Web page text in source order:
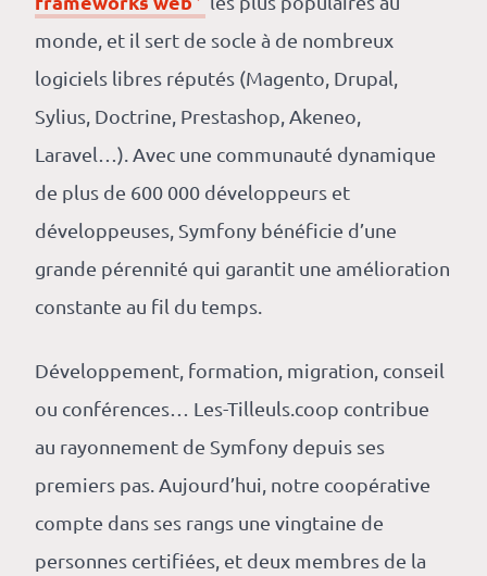
monde, et il sert de socle à de nombreux
logiciels libres réputés (Magento, Drupal,
Sylius, Doctrine, Prestashop, Akeneo,
Laravel…). Avec une communauté dynamique
de plus de 600 000 développeurs et
développeuses, Symfony bénéficie d’une
grande pérennité qui garantit une amélioration
constante au fil du temps.
Développement, formation, migration, conseil
ou conférences… Les-Tilleuls.coop contribue
au rayonnement de Symfony depuis ses
premiers pas. Aujourd’hui, notre coopérative
compte dans ses rangs une vingtaine de
personnes certifiées, et deux membres de la